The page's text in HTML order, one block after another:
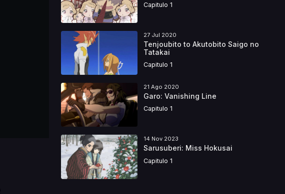
Capitulo 1
27 Jul 2020
Tenjoubito to Akutobito Saigo no
Tatakai
Capitulo 1
21 Ago 2020
Garo: Vanishing Line
Capitulo 1
14 Nov 2023
Sarusuberi: Miss Hokusai
Capitulo 1